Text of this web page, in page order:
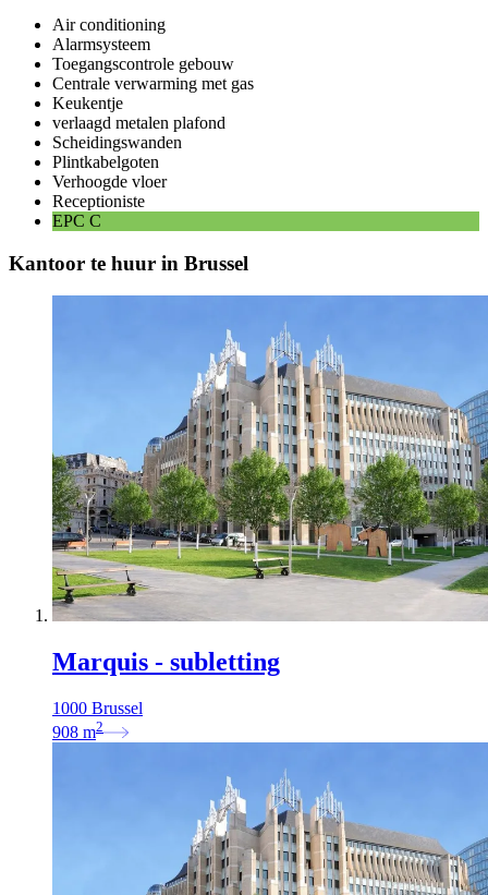
Air conditioning
Alarmsysteem
Toegangscontrole gebouw
Centrale verwarming met gas
Keukentje
verlaagd metalen plafond
Scheidingswanden
Plintkabelgoten
Verhoogde vloer
Receptioniste
EPC C
Kantoor te huur in Brussel
Marquis - subletting
1000 Brussel
908 m2